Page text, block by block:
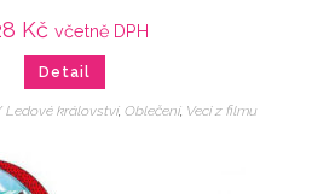
Kč včetně DPH
Detail
Ledové království, Oblečení, Veci z filmu